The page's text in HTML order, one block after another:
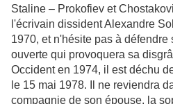
Staline – Prokofiev et
l'écrivain dissident Alexandre
1970, et n'hésite pas à
ouverte qui provoquera sa
Occident en 1974, il est déchu
le 15 mai 1978. Il ne reviendra
compagnie de son épouse, la